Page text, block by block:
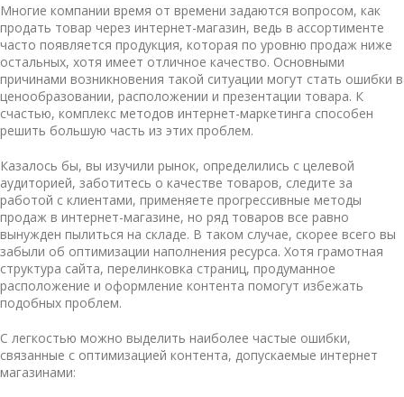
Многие компании время от времени задаются вопросом, как
продать товар через интернет-магазин, ведь в ассортименте
часто появляется продукция, которая по уровню продаж ниже
остальных, хотя имеет отличное качество. Основными
причинами возникновения такой ситуации могут стать ошибки в
ценообразовании, расположении и презентации товара. К
счастью, комплекс методов интернет-маркетинга способен
решить большую часть из этих проблем.
Казалось бы, вы изучили рынок, определились с целевой
аудиторией, заботитесь о качестве товаров, следите за
работой с клиентами, применяете прогрессивные методы
продаж в интернет-магазине, но ряд товаров все равно
вынужден пылиться на складе. В таком случае, скорее всего вы
забыли об оптимизации наполнения ресурса. Хотя грамотная
структура сайта, перелинковка страниц, продуманное
расположение и оформление контента помогут избежать
подобных проблем.
С легкостью можно выделить наиболее частые ошибки,
связанные с оптимизацией контента, допускаемые интернет
магазинами: